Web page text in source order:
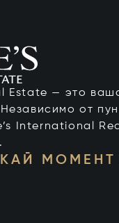
Estate — это
от
International